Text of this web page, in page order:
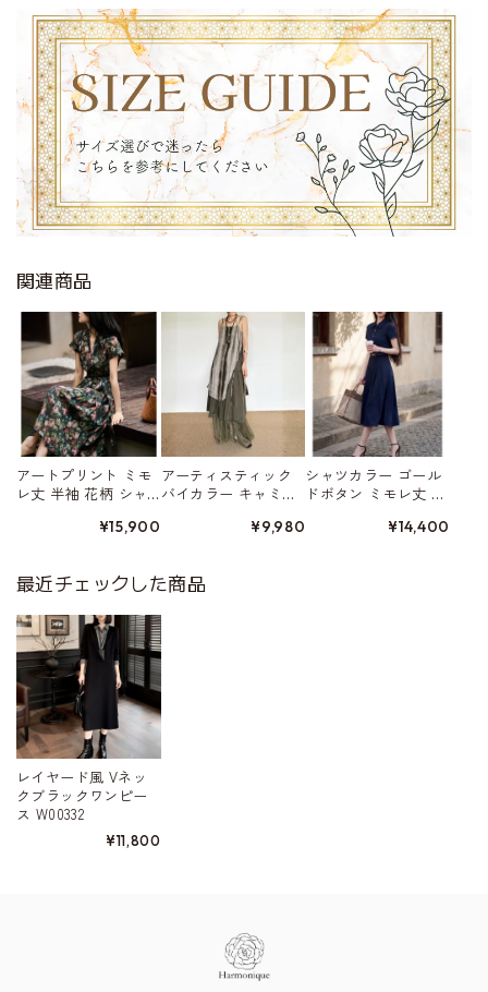
関連商品
アートプリント ミモ
レ丈 半袖 花柄 シャ
¥15,900
アーティスティック
バイカラー キャミ
¥9,980
シャツカラー ゴール
ドボタン ミモレ丈 ワ
¥14,400
最近チェックした商品
レイヤード風 Vネッ
クブラックワンピー
ス W00332
¥11,800